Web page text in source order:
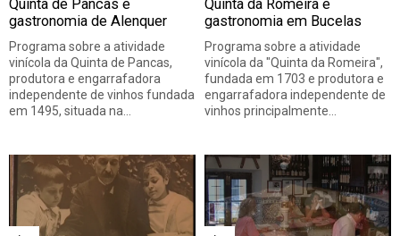
Quinta de Pancas e
gastronomia de Alenquer
Programa sobre a atividade
vinícola da Quinta de Pancas,
produtora e engarrafadora
independente de vinhos fundada
em 1495, situada na…
Quinta da Romeira e
gastronomia em Bucelas
Programa sobre a atividade
vinícola da "Quinta da Romeira",
fundada em 1703 e produtora e
engarrafadora independente de
vinhos principalmente…